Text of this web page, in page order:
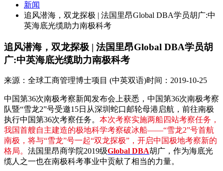
新闻
追风潜海，双龙探极 | 法国里昂Global DBA学员胡广:中
英海底光缆助力南极科考
追风潜海，双龙探极 | 法国里昂Global DBA学员胡
广:中英海底光缆助力南极科考
来源：全球工商管理博士项目 (中英双语)时间：2019-10-25
中国第36次南极考察新闻发布会上获悉，中国第36次南极考察
队暨“雪龙2”号受邀15日从深圳蛇口邮轮母港启航，前往南极
执行中国第36次考察任务。 本次考察实施两船四站考察任务，
我国首艘自主建造的极地科学考察破冰船——“雪龙2”号首航
南极，将与“雪龙”号一起“双龙探极”，开启中国极地考察新的
格局。 法国里昂商学院2019级Global DBA胡广，作为海底光
缆人之一也在南极科考事业中贡献了相当的力量。